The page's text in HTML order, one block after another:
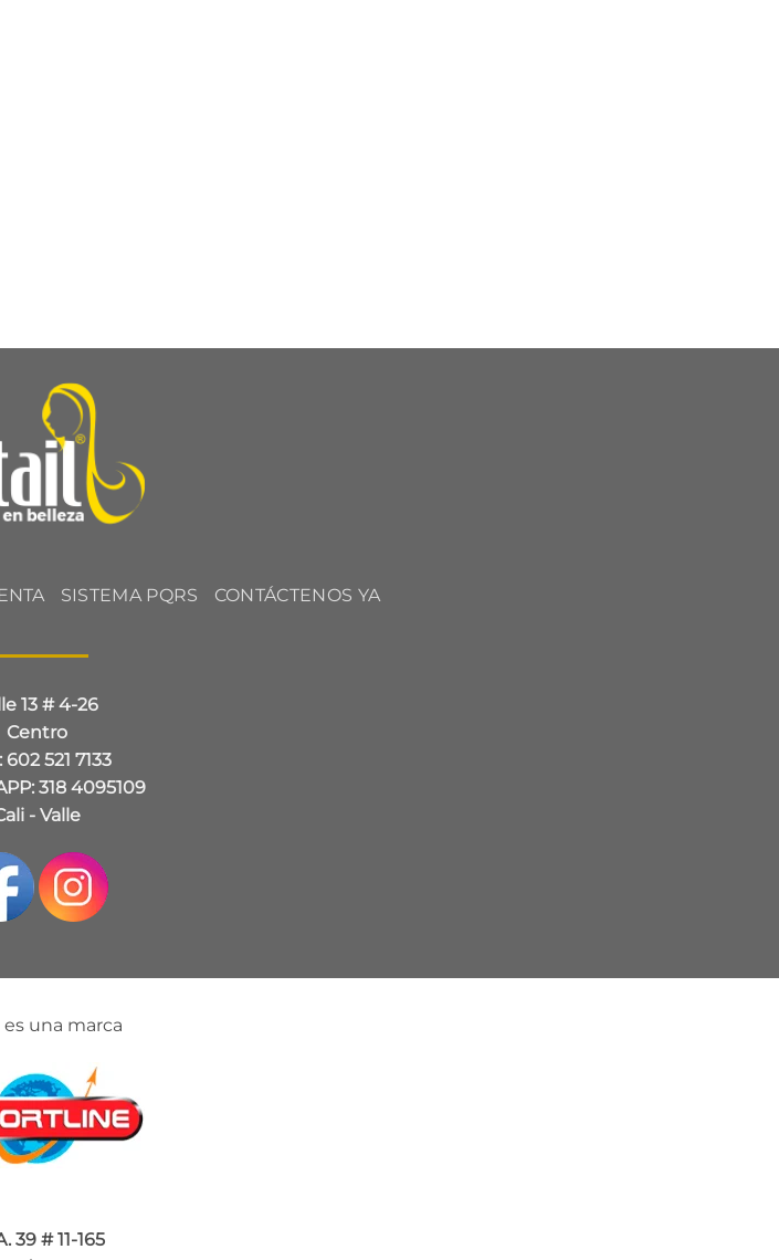
SISTEMA PQRS CONTÁCTENOS YA
13 # 4-26
Centro
602 521 7133
318 4095109
- Valle
es una marca
39 # 11-165